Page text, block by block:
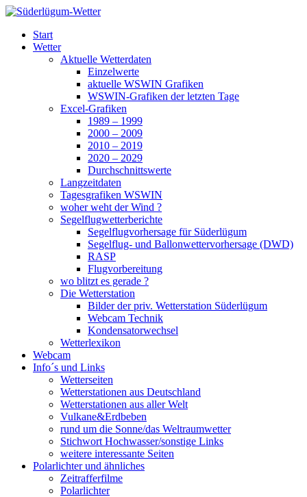
Zum
springen
Süderlügum-Wetter
Start
Wetter
Aktuelle Wetterdaten
Einzelwerte
aktuelle WSWIN Grafiken
WSWIN-Grafiken der letzten Tage
Excel-Grafiken
1989 – 1999
2000 – 2009
2010 – 2019
2020 – 2029
Durchschnittswerte
Langzeitdaten
Tagesgrafiken WSWIN
woher weht der Wind ?
Segelflugwetterberichte
Segelflugvorhersage für Süderlügum
Segelflug- und Ballonwettervorhersage (DWD)
RASP
Flugvorbereitung
wo blitzt es gerade ?
Die Wetterstation
Bilder der priv. Wetterstation Süderlügum
Webcam Technik
Kondensatorwechsel
Wetterlexikon
Webcam
Info´s und Links
Wetterseiten
Wetterstationen aus Deutschland
Wetterstationen aus aller Welt
Vulkane&Erdbeben
rund um die Sonne/das Weltraumwetter
Stichwort Hochwasser/sonstige Links
weitere interessante Seiten
Polarlichter und ähnliches
Zeitrafferfilme
Polarlichter